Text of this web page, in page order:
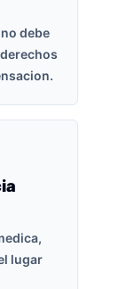
debe
lugar